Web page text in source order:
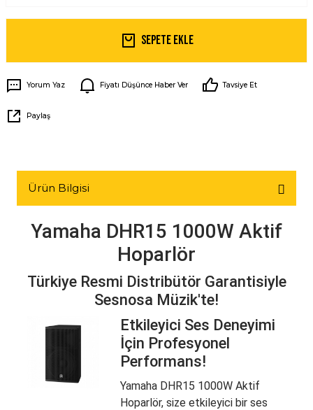
Sepete Ekle
Yorum Yaz Fiyatı Düşünce Haber Ver Tavsiye Et
Paylaş
Ürün Bilgisi
Yamaha DHR15 1000W Aktif
Hoparlör
Türkiye Resmi Distribütör Garantisiyle
Sesnosa Müzik'te!
Etkileyici Ses Deneyimi
İçin Profesyonel
Performans!
Yamaha DHR15 1000W Aktif
Hoparlör, size etkileyici bir ses